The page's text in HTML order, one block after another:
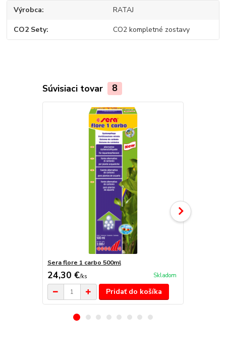
Výrobca RATAJ
CO2 Sety CO2 kompletné zostavy
Súvisiaci tovar 8
Sera flore 1 carbo 500ml
24,30 €/ks Skladom
Pridať do košíka